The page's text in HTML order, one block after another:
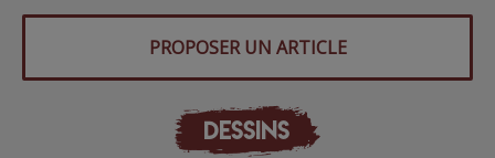
PROPOSER UN ARTICLE
DESSINS